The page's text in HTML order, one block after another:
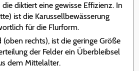
diktiert eine gewisse Effizienz. In
ist die Karussellbewässerung
für die Flurform.
rechts), ist die geringe Größe
der Felder ein Überbleibsel
dem Mittelalter.